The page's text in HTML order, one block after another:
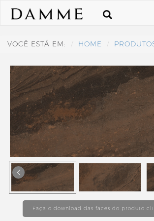
VOCÊ ESTÁ EM: HOME
Faça o download das faces do produto